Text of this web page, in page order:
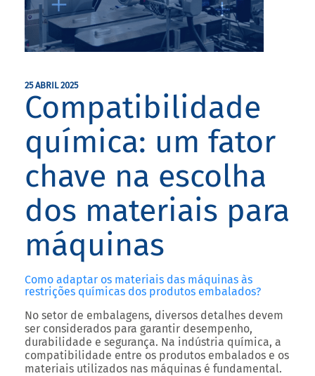
25 ABRIL 2025
Compatibilidade
química: um fator
chave na escolha
dos materiais para
máquinas
Como adaptar os materiais das máquinas às
restrições químicas dos produtos embalados?
No setor de embalagens, diversos detalhes devem
ser considerados para garantir desempenho,
durabilidade e segurança. Na indústria química, a
compatibilidade entre os produtos embalados e os
materiais utilizados nas máquinas é fundamental.